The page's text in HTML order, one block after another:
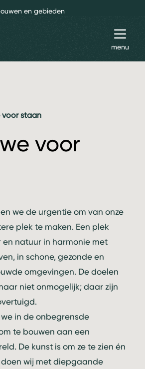
en gebieden
menu
voor staan
voor
we de urgentie om van onze
plek te maken. Een plek
en natuur in harmonie met
in schone, gezonde en
omgevingen. De doelen
niet onmogelijk; daar zijn
in de onbegrensde
te bouwen aan een
De kunst is om ze te zien én
wij met diepgaande